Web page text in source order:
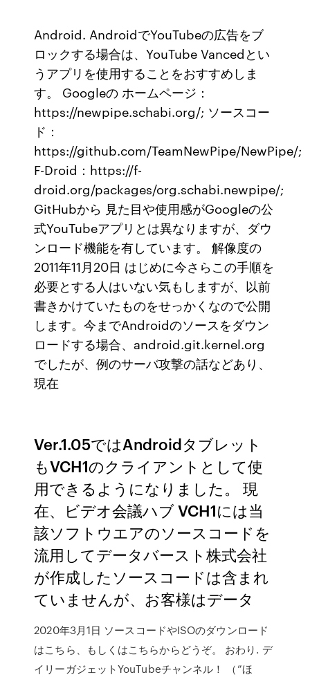
Android. AndroidでYouTubeの広告をブ
ロックする場合は、YouTube Vancedとい
うアプリを使用することをおすすめしま
す。 Googleの ホームページ：
https://newpipe.schabi.org/; ソースコー
ド：
https://github.com/TeamNewPipe/NewPipe/;
F-Droid：https://f-
droid.org/packages/org.schabi.newpipe/;
GitHubから 見た目や使用感がGoogleの公
式YouTubeアプリとは異なりますが、ダウ
ンロード機能を有しています。 解像度の
2011年11月20日 はじめに今さらこの手順を
必要とする人はいない気もしますが、以前
書きかけていたものをせっかくなので公開
します。今までAndroidのソースをダウン
ロードする場合、android.git.kernel.org
でしたが、例のサーバ攻撃の話などあり、
現在
Ver.1.05ではAndroidタブレット
もVCH1のクライアントとして使
用できるようになりました。 現
在、ビデオ会議ハブ VCH1には当
該ソフトウエアのソースコードを
流用してデータバースト株式会社
が作成したソースコードは含まれ
ていませんが、お客様はデータ
2020年3月1日 ソースコードやISOのダウンロード
はこちら、もしくはこちらからどうぞ。 おわり. デ
イリーガジェットYouTubeチャンネル！ （”ほ